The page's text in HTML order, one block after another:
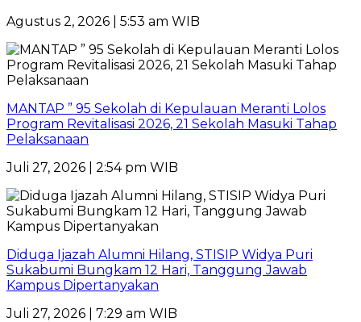
Agustus 2, 2026 | 5:53 am WIB
MANTAP ” 95 Sekolah di Kepulauan Meranti Lolos
Program Revitalisasi 2026, 21 Sekolah Masuki Tahap
Pelaksanaan
Juli 27, 2026 | 2:54 pm WIB
Diduga Ijazah Alumni Hilang, STISIP Widya Puri
Sukabumi Bungkam 12 Hari, Tanggung Jawab
Kampus Dipertanyakan
Juli 27, 2026 | 7:29 am WIB